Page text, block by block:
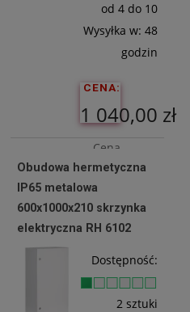
od 4 do 10
Wysyłka w: 48
godzin
CENA:
1 040,00 zł
Cena
netto:
845,53 zł
Do
Obudowa hermetyczna
IP65 metalowa
600x1000x210 skrzynka
elektryczna RH 6102
Dostępność:
2 sztuki